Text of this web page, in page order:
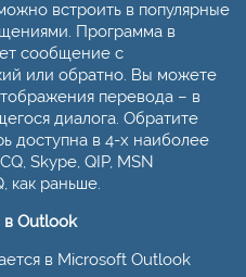
встроить в популярные
Программа в
сообщение с
или обратно. Вы можете
перевода – в
диалога. Обратите
доступна в 4-х наиболее
Skype, QIP, MSN
как раньше.
в Outlook
в Microsoft Outlook